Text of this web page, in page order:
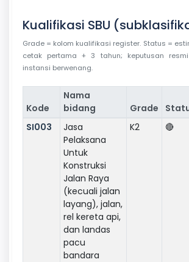
Kualifikasi SBU
Grade = kolom kualifikasi register. Status =
cetak pertama + 3 tahun; keputusan
instansi berwenang.
Kode
Nama
bidang
Grade
SI003
Jasa
Pelaksana
Untuk
Konstruksi
Jalan Raya
(kecuali jalan
layang), jalan,
rel kereta api,
dan landas
pacu
bandara
K2 🔴